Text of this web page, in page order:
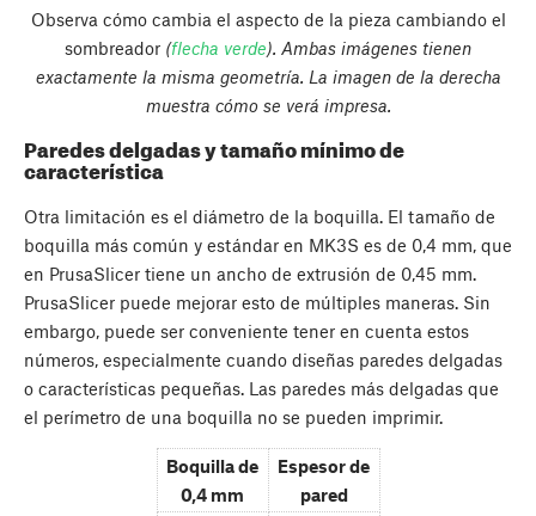
Observa cómo cambia el aspecto de la pieza cambiando el
sombreador (flecha verde). Ambas imágenes tienen
exactamente la misma geometría. La imagen de la derecha
muestra cómo se verá impresa.
Paredes delgadas y tamaño mínimo de
característica
Otra limitación es el diámetro de la boquilla. El tamaño de
boquilla más común y estándar en MK3S es de 0,4 mm, que
en PrusaSlicer tiene un ancho de extrusión de 0,45 mm.
PrusaSlicer puede mejorar esto de múltiples maneras. Sin
embargo, puede ser conveniente tener en cuenta estos
números, especialmente cuando diseñas paredes delgadas
o características pequeñas. Las paredes más delgadas que
el perímetro de una boquilla no se pueden imprimir.
Boquilla de
0,4 mm
Espesor de
pared